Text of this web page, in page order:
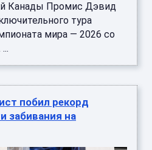
Канады Промис Дэвид
тура
мира — 2026 со
побил рекорд
забивания на